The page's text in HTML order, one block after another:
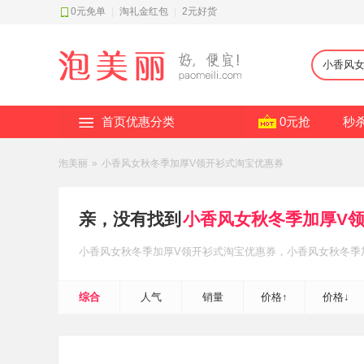
0元免单 淘礼金红包 2元好货
首页优惠分类 0元抢 秒
泡美丽 » 小香风女秋冬季加厚V领开衫式淘宝优惠券
亲，没有找到 小香风女秋冬季加厚V
小香风女秋冬季加厚V领开衫式淘宝优惠券 ，小香风女秋冬
综合 人气 销量 价格↑ 价格↓